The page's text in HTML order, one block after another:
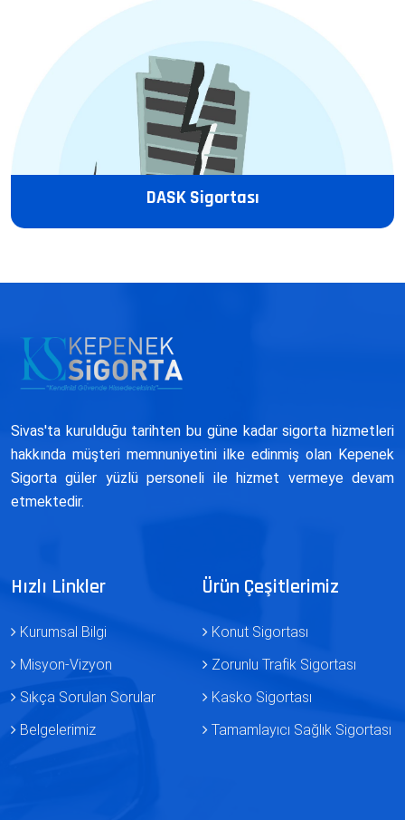
DASK Sigortası
Sivas'ta kurulduğu tarihten bu güne kadar sigorta hizmetleri
hakkında müşteri memnuniyetini ilke edinmiş olan Kepenek
Sigorta güler yüzlü personeli ile hizmet vermeye devam
etmektedir.
Hızlı Linkler
Kurumsal Bilgi
Misyon-Vizyon
Sıkça Sorulan Sorular
Belgelerimiz
Ürün Çeşitlerimiz
Konut Sigortası
Zorunlu Trafik Sigortası
Kasko Sigortası
Tamamlayıcı Sağlık Sigortası